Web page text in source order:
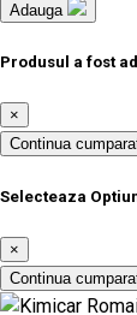
Adauga
Produsul a fost
×
Continua
Selecteaza
×
Continua